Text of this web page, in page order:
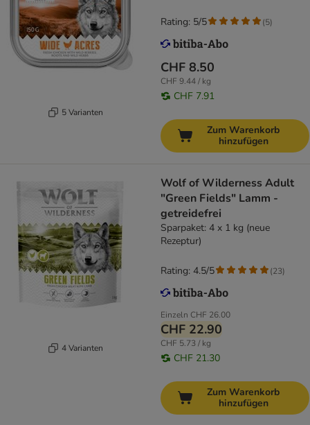
5 Varianten
CHF 8.50
CHF 9.44 / kg
CHF 7.91
Rating: 5/5 (5)
Zum Warenkorb
hinzufügen
4 Varianten
Wolf of Wilderness Adult
"Green Fields" Lamm -
getreidefrei
Sparpaket: 4 x 1 kg (neue
Rezeptur)
Einzeln CHF 26.00
CHF 22.90
CHF 5.73 / kg
CHF 21.30
Rating: 4.5/5 (23)
Zum Warenkorb
hinzufügen